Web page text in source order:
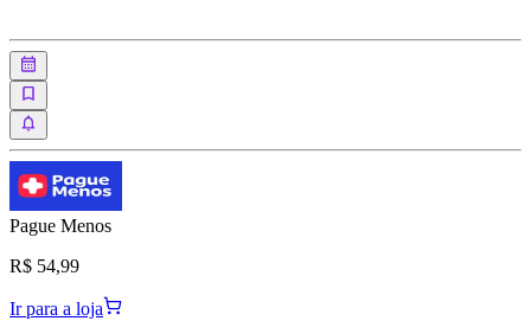
Pague Menos
R$ 54,99
Ir para a loja